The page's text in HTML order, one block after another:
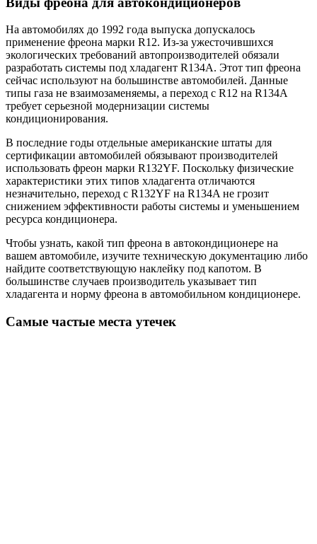
На автомобилях до 1992 года выпуска допускалось
применение фреона марки R12. Из-за ужесточившихся
экологических требований автопроизводителей обязали
разработать системы под хладагент R134A. Этот тип фреона
сейчас используют на большинстве автомобилей. Данные
типы газа не взаимозаменяемы, а переход с R12 на R134A
требует серьезной модернизации системы
кондиционирования.
В последние годы отдельные американские штаты для
сертификации автомобилей обязывают производителей
использовать фреон марки R132YF. Поскольку физические
характеристики этих типов хладагента отличаются
незначительно, переход с R132YF на R134A не грозит
снижением эффективности работы системы и уменьшением
ресурса кондиционера.
Чтобы узнать, какой тип фреона в автокондиционере на
вашем автомобиле, изучите техническую документацию либо
найдите соответствующую наклейку под капотом. В
большинстве случаев производитель указывает тип
хладагента и норму фреона в автомобильном кондиционере.
Самые частые места утечек